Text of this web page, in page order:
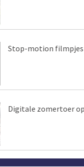
Stop-motion filmpjes
Digitale zomertoer